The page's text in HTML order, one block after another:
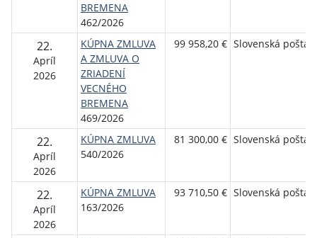
BREMENA
462/2026
22.
Apríl
2026
KÚPNA ZMLUVA
A ZMLUVA O
ZRIADENÍ
VECNÉHO
BREMENA
469/2026
99 958,20 € Slovenská pošta,
22.
Apríl
2026
KÚPNA ZMLUVA
540/2026
81 300,00 € Slovenská pošta,
22.
Apríl
2026
KÚPNA ZMLUVA
163/2026
93 710,50 € Slovenská pošta,